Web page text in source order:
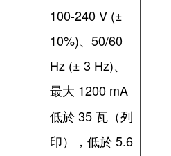
100-240 V (±
10%)、50/60
Hz (± 3 Hz)、
最大 1200 mA
低於 35 瓦（列
印），低於 5.6